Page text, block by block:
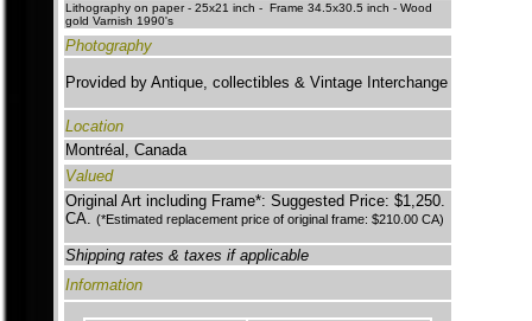
Lithography on paper - 25x21 inch - Frame 34.5x30.5 inch - Wood
gold Varnish 1990's
Photography
Provided by Antique, collectibles & Vintage Interchange
Location
Montréal, Canada
Valued
Original Art including Frame*: Suggested Price: $1,250.
CA. (*Estimated replacement price of original frame: $210.00 CA)
Shipping rates & taxes if applicable
Information